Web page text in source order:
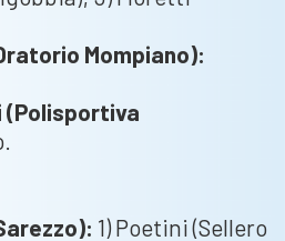
Mompiano):
1) Poetini (Sellero